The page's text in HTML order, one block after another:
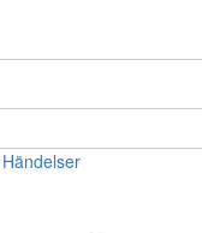
Händelser